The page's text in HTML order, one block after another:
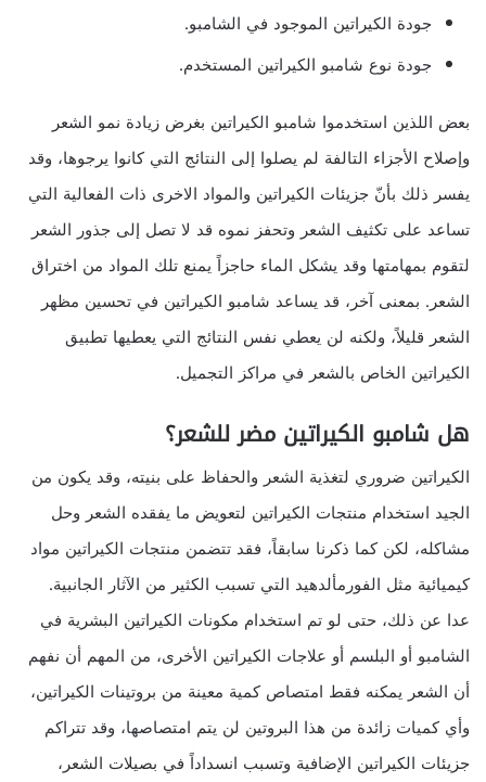
جودة الكيراتين الموجود في الشامبو.
جودة نوع شامبو الكيراتين المستخدم.
بعض اللذين استخدموا شامبو الكيراتين بغرض زيادة نمو الشعر
وإصلاح الأجزاء التالفة لم يصلوا إلى النتائج التي كانوا يرجوها، وقد
يفسر ذلك بأنّ جزيئات الكيراتين والمواد الاخرى ذات الفعالية التي
تساعد على تكثيف الشعر وتحفز نموه قد لا تصل إلى جذور الشعر
لتقوم بمهامتها وقد يشكل الماء حاجزاً يمنع تلك المواد من اختراق
الشعر. بمعنى آخر، قد يساعد شامبو الكيراتين في تحسين مظهر
الشعر قليلاً، ولكنه لن يعطي نفس النتائج التي يعطيها تطبيق
الكيراتين الخاص بالشعر في مراكز التجميل.
هل شامبو الكيراتين مضر للشعر؟
الكيراتين ضروري لتغذية الشعر والحفاظ على بنيته، وقد يكون من
الجيد استخدام منتجات الكيراتين لتعويض ما يفقده الشعر وحل
مشاكله، لكن كما ذكرنا سابقاً، فقد تتضمن منتجات الكيراتين مواد
كيميائية مثل الفورمألدهيد التي تسبب الكثير من الآثار الجانبية.
عدا عن ذلك، حتى لو تم استخدام مكونات الكيراتين البشرية في
الشامبو أو البلسم أو علاجات الكيراتين الأخرى، من المهم أن نفهم
أن الشعر يمكنه فقط امتصاص كمية معينة من بروتينات الكيراتين،
وأي كميات زائدة من هذا البروتين لن يتم امتصاصها، وقد تتراكم
جزيئات الكيراتين الإضافية وتسبب انسداداً في بصيلات الشعر،